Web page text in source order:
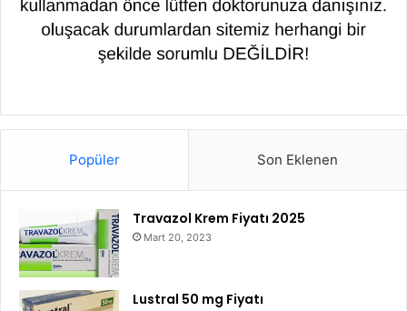
Popüler Son Eklenen
Travazol Krem Fiyatı 2025
Mart 20, 2023
Lustral 50 mg Fiyatı